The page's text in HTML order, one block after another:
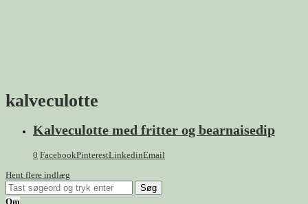
kalveculotte
Kalveculotte med fritter og bearnaisedip
0 FacebookPinterestLinkedinEmail
Hent flere indlæg
Om